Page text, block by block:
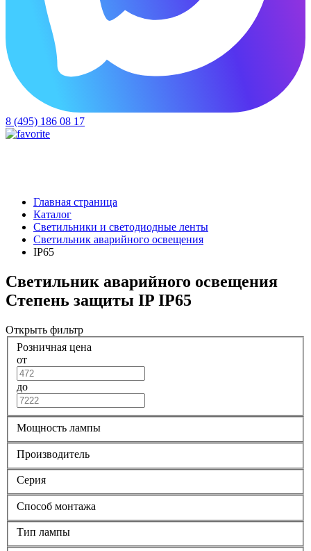
8 (495) 186 08 17
Главная страница
Каталог
Светильники и светодиодные ленты
Светильник аварийного освещения
IP65
Светильник аварийного освещения
Степень защиты IP IP65
Открыть фильтр
Розничная цена
от
до
Мощность лампы
Производитель
Серия
Способ монтажа
Тип лампы